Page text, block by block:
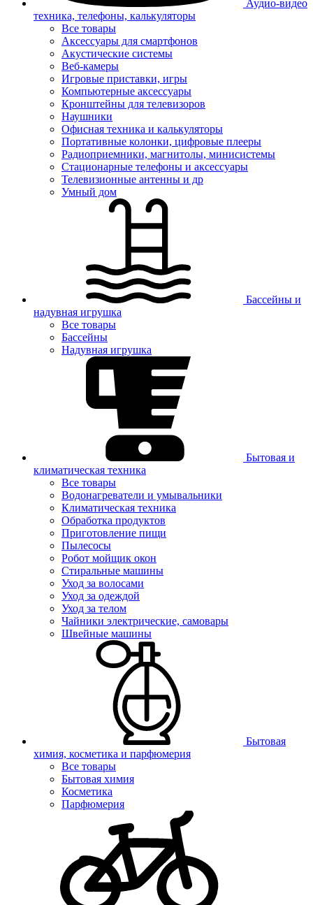
Аудио-видео
техника, телефоны, калькуляторы
Все товары
Аксессуары для смартфонов
Акустические системы
Веб-камеры
Игровые приставки, игры
Компьютерные аксессуары
Кронштейны для телевизоров
Наушники
Офисная техника и калькуляторы
Портативные колонки, цифровые плееры
Радиоприемники, магнитолы, минисистемы
Стационарные телефоны и аксессуары
Телевизионные антенны и др
Умный дом
Бассейны и
надувная игрушка
Все товары
Бассейны
Надувная игрушка
Бытовая и
климатическая техника
Все товары
Водонагреватели и умывальники
Климатическая техника
Обработка продуктов
Приготовление пищи
Пылесосы
Робот мойщик окон
Стиральные машины
Уход за волосами
Уход за одеждой
Уход за телом
Чайники электрические, самовары
Швейные машины
Бытовая
химия, косметика и парфюмерия
Все товары
Бытовая химия
Косметика
Парфюмерия